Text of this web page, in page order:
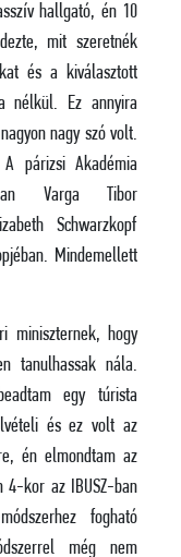
hallgató, én 10
mit szeretnék
és a kiválasztott
nélkül. Ez annyira
nagy szó volt.
párizsi Akadémia
Varga Tibor
Schwarzkopf
Mindemellett
miniszternek, hogy
tanulhassak nála.
egy túrista
és ez volt az
én elmondtam az
4-kor az IBUSZ-ban
fogható
még nem